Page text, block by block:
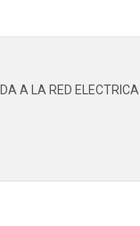
A LA RED ELECTRICA